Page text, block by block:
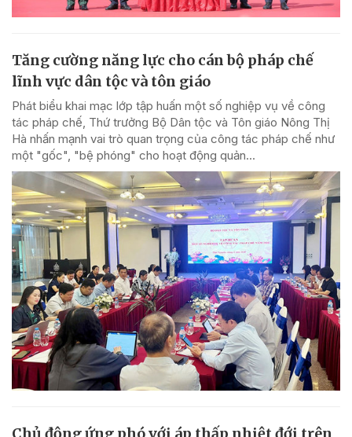
Tăng cường năng lực cho cán bộ pháp chế
lĩnh vực dân tộc và tôn giáo
Phát biểu khai mạc lớp tập huấn một số nghiệp vụ về công
tác pháp chế, Thứ trưởng Bộ Dân tộc và Tôn giáo Nông Thị
Hà nhấn mạnh vai trò quan trọng của công tác pháp chế như
một "gốc", "bệ phóng" cho hoạt động quản...
Chủ động ứng phó với áp thấp nhiệt đới trên